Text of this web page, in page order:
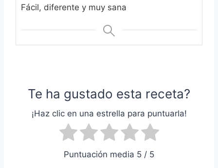
Fácil, diferente y muy sana
Te ha gustado esta receta?
¡Haz clic en una estrella para puntuarla!
Puntuación media 5 / 5